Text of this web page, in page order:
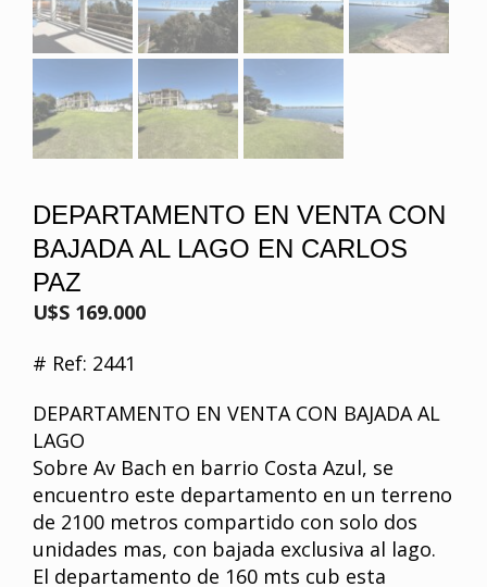
DEPARTAMENTO EN VENTA CON
BAJADA AL LAGO EN CARLOS
PAZ
U$S 169.000
# Ref: 2441
DEPARTAMENTO EN VENTA CON BAJADA AL
LAGO
Sobre Av Bach en barrio Costa Azul, se
encuentro este departamento en un terreno
de 2100 metros compartido con solo dos
unidades mas, con bajada exclusiva al lago.
El departamento de 160 mts cub esta